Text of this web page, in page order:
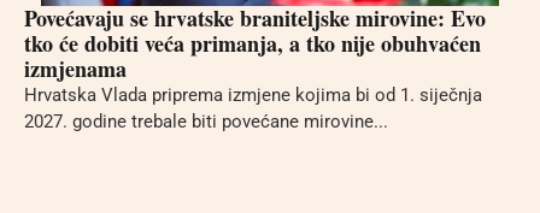
Povećavaju se hrvatske braniteljske mirovine: Evo
tko će dobiti veća primanja, a tko nije obuhvaćen
izmjenama
Hrvatska Vlada priprema izmjene kojima bi od 1. siječnja
2027. godine trebale biti povećane mirovine...